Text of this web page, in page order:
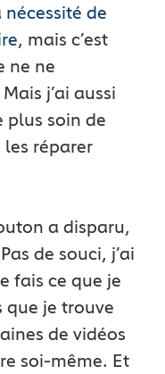
de
mais c’est
ne ne
j’ai aussi
plus soin de
les réparer
a disparu,
de souci, j’ai
fais ce que je
que je trouve
de vidéos
soi-même. Et